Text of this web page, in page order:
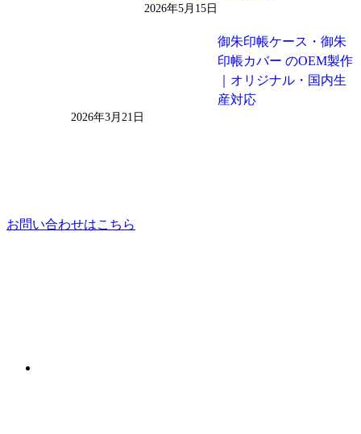
2026年5月15日
御朱印帳ケース・御朱
印帳カバー のOEM製作
｜オリジナル・国内生
産対応
2026年3月21日
お問い合わせはこちら